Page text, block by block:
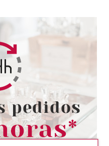
MEN LION
& HAIR BALM
desde